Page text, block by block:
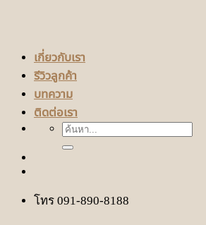
เกี่ยวกับเรา
รีวิวลูกค้า
บทความ
ติดต่อเรา
ค้นหา:
โทร 091-890-8188